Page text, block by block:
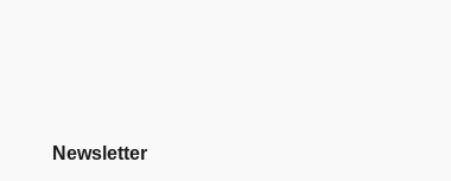
Newsletter